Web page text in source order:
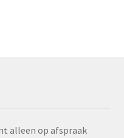
alleen op afspraak